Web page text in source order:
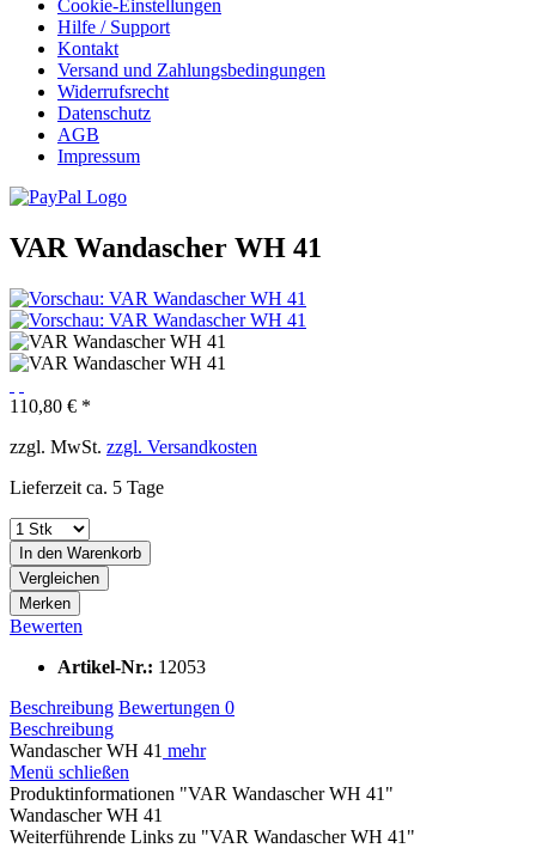
Cookie-Einstellungen
Hilfe / Support
Kontakt
Versand und Zahlungsbedingungen
Widerrufsrecht
Datenschutz
AGB
Impressum
VAR Wandascher WH 41
110,80 € *
zzgl. MwSt. zzgl. Versandkosten
Lieferzeit ca. 5 Tage
In den Warenkorb
Vergleichen
Merken
Bewerten
Artikel-Nr.: 12053
Beschreibung Bewertungen 0
Beschreibung
Wandascher WH 41 mehr
Menü schließen
Produktinformationen "VAR Wandascher WH 41"
Wandascher WH 41
Weiterführende Links zu "VAR Wandascher WH 41"